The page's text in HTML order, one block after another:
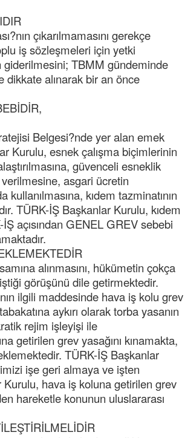
çıkarılmamasını gerekçe
iş sözleşmeleri için yetki
TBMM gündeminde
dikkate alınarak bir an önce
Belgesi?nde yer alan emek
Kurulu, esnek çalışma biçimlerinin
güvenceli esneklik
asgari ücretin
kıdem tazminatının
TÜRK-İŞ Başkanlar Kurulu, kıdem
açısından GENEL GREV sebebi
alınmasını, hükümetin çokça
görüşünü dile getirmektedir.
ilgili maddesinde hava iş kolu grev
aykırı olarak torba yasanın
rejim işleyişi ile
getirilen grev yasağını kınamakta,
TÜRK-İŞ Başkanlar
işe geri almaya ve işten
Kurulu, hava iş koluna getirilen grev
hareketle konunun uluslararası
Semih ÇOLAK
SEÇMEN NE DEDİ?
Op. Dr. Erol GÜNEN
Alışkanlık
Şenol AZMAN
“Aman doktor, yaman doktor.
Derdime bir çare!” – 2-
Merve KIRAN
KİLO KONTROLÜNDE KİLİT
NOKTA: ARA ÖĞÜNLER
Konuk Yazar
Temiz enerji ve gelecek
mücadelesi
Uğuralp CİVELEK
“Bu bir suç duyurusudur”
Özkan Doğan
YEREL RADYO VE REKLAM